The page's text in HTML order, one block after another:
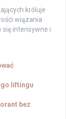
króluje
wiązania
się intensywne i
liftingu
bez